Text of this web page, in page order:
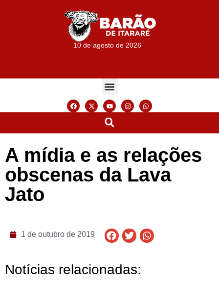
10 de agosto de 2026
A mídia e as relações
obscenas da Lava
Jato
1 de outubro de 2019
Notícias relacionadas: